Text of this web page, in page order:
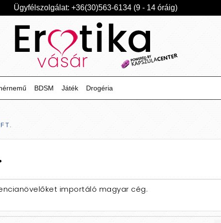
Ügyfélszolgálat: +36(30)563-6134 (9 - 14 óráig)
BDSM Játék Drogéria
importáló magyar cég.